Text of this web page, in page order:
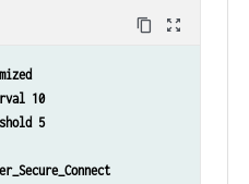
content_copy zoom_out_map
10
5